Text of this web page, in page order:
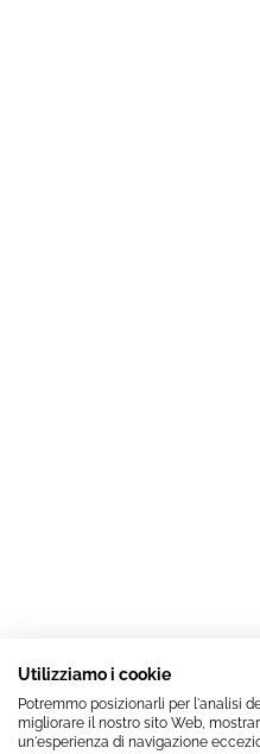
Utilizziamo i cookie
Potremmo posizionarli per l'analisi
migliorare il nostro sito Web,
un'esperienza di navigazione